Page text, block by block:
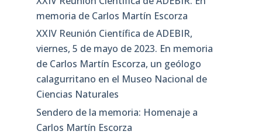
memoria de Carlos Martín Escorza
XXIV Reunión Científica de ADEBIR,
viernes, 5 de mayo de 2023. En memoria
de Carlos Martín Escorza, un geólogo
calagurritano en el Museo Nacional de
Ciencias Naturales
Sendero de la memoria: Homenaje a
Carlos Martín Escorza